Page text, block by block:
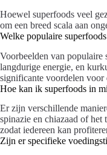
Hoewel superfoods veel
om een breed scala aan
Welke populaire
Voorbeelden van populaire
langdurige energie, en
significante voordelen voor
Hoe kan ik superfoods in
Er zijn verschillende
spinazie en chiazaad of het
zodat iedereen kan
Zijn er specifieke